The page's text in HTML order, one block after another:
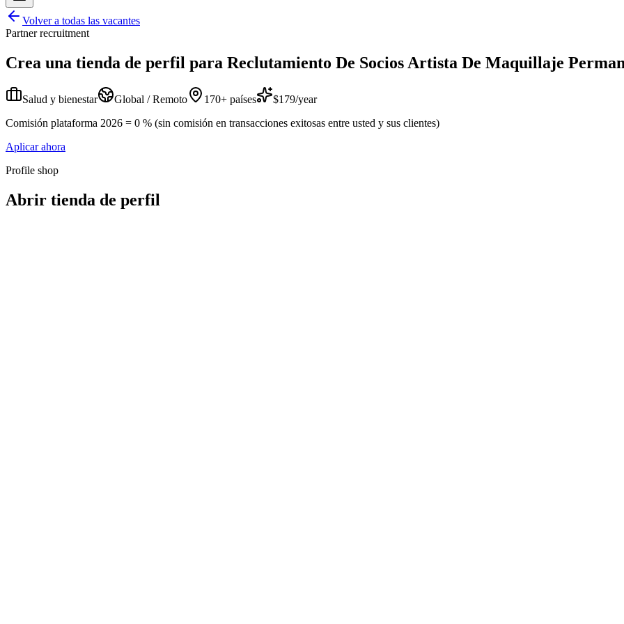
Volver a todas las vacantes
Partner recruitment
Crea una tienda de perfil para Reclutamiento De Socios Artista De Maquillaje
Salud y bienestar Global / Remoto 170+ países
$179/year
Comisión plataforma 2026 = 0 % (sin comisión en transacciones exitosas entre usted y sus clientes)
Aplicar ahora
Profile shop
Abrir tienda de perfil